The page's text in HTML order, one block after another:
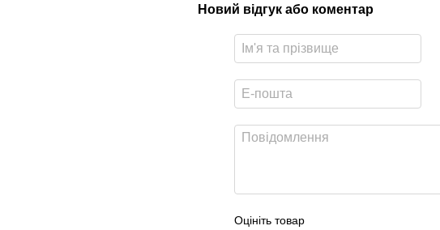
Новий відгук або коментар
Оцініть товар